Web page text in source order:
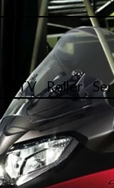
ATV Roller